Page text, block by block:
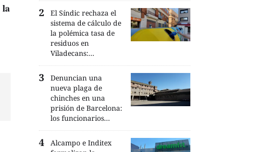
la
El Síndic rechaza el
sistema de cálculo de
la polémica tasa de
residuos en
Viladecans:...
Denuncian una
nueva plaga de
chinches en una
prisión de Barcelona:
los funcionarios...
Alcampo e Inditex